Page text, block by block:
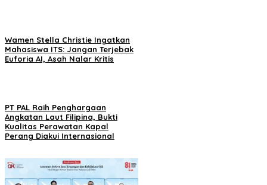
Wamen Stella Christie Ingatkan
Mahasiswa ITS: Jangan Terjebak
Euforia AI, Asah Nalar Kritis
PT PAL Raih Penghargaan
Angkatan Laut Filipina, Bukti
Kualitas Perawatan Kapal
Perang Diakui Internasional